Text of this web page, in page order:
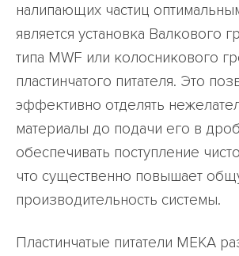
налипающих частиц
является установка Валкового
типа MWF или колосникового
пластинчатого питателя. Это
эффективно отделять
материалы до подачи его в
обеспечивать поступление
что существенно повышает
производительность системы.
Пластинчатые питатели MEKA